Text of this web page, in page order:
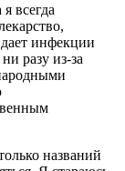
всегда
инфекции
разу из-за
названий